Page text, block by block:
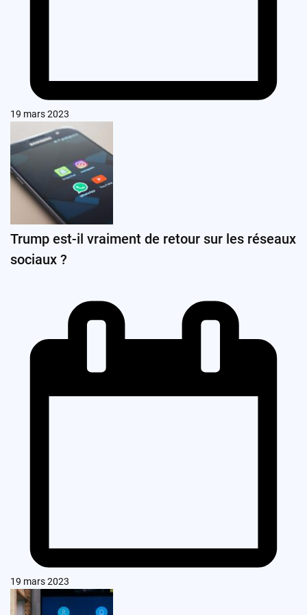
19 mars 2023
Trump est-il vraiment de retour sur les réseaux
sociaux ?
19 mars 2023